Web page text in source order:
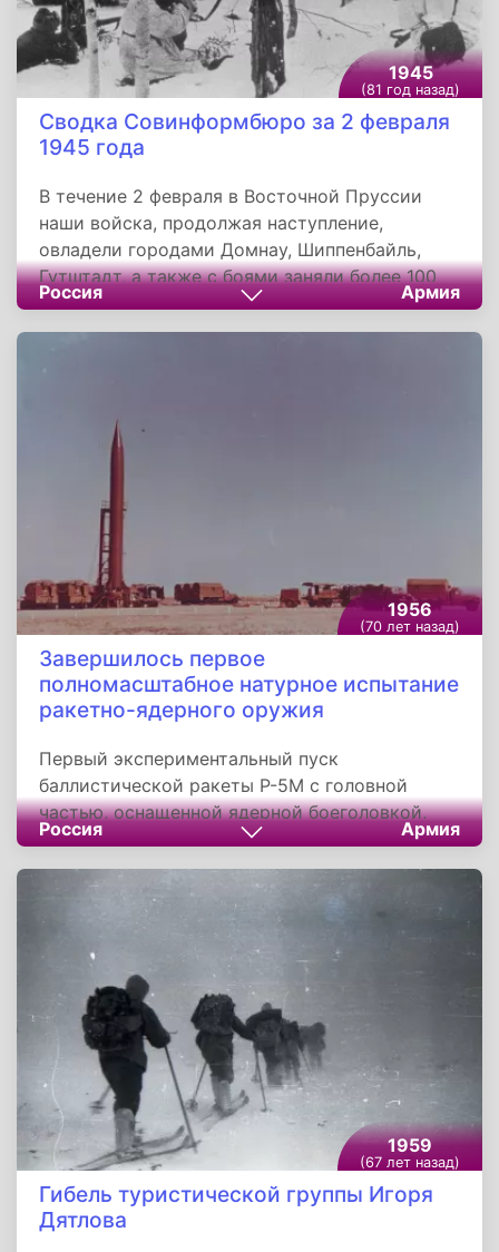
фронта.
1945
(81 год назад)
Сводка Совинформбюро за 2 февраля
1945 года
В течение 2 февраля в Восточной Пруссии
наши войска, продолжая наступление,
овладели городами Домнау, Шиппенбайль,
Гутштадт, а также с боями заняли более 100
других населённых пунктов. Северо-
восточнее и восточнее Франкфурта-на-Одере
Россия Армия
1956
(70 лет назад)
Завершилось первое
полномасштабное натурное испытание
ракетно-ядерного оружия
Первый экспериментальный пуск
баллистической ракеты Р-5М с головной
частью, оснащенной ядерной боеголовкой,
состоялся 2 февраля 1956 года. Данная
операция получила название «Байкал»,
ставшая первым полномасштабным натурным
испытанием ракетно-ядерного оружия.
Стартовав со специальной площадки «4Н»
полигона «Капустин Яр», преодолев
расстояние 1 200 километров, ракета прошла
по заданному курсу и благополучно достигла
расчетной точки в районе Аральских
Каракумов.
Россия Армия
1959
(67 лет назад)
Гибель туристической группы Игоря
Дятлова